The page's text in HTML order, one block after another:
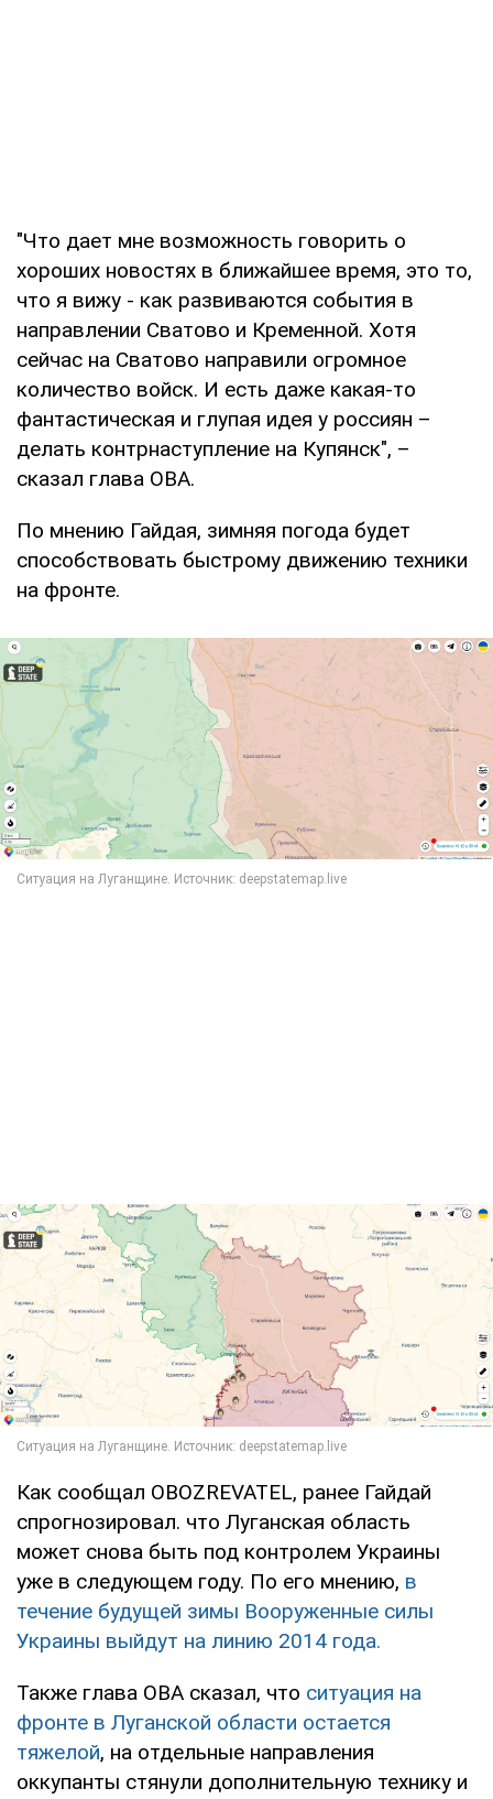
"Что дает мне возможность говорить о
хороших новостях в ближайшее время, это то,
что я вижу - как развиваются события в
направлении Сватово и Кременной. Хотя
сейчас на Сватово направили огромное
количество войск. И есть даже какая-то
фантастическая и глупая идея у россиян –
делать контрнаступление на Купянск", –
сказал глава ОВА.
По мнению Гайдая, зимняя погода будет
способствовать быстрому движению техники
на фронте.
Как сообщал OBOZREVATEL, ранее Гайдай
спрогнозировал. что Луганская область
может снова быть под контролем Украины
уже в следующем году. По его мнению, в
течение будущей зимы Вооруженные силы
Украины выйдут на линию 2014 года.
Также глава ОВА сказал, что ситуация на
фронте в Луганской области остается
тяжелой, на отдельные направления
оккупанты стянули дополнительную технику и